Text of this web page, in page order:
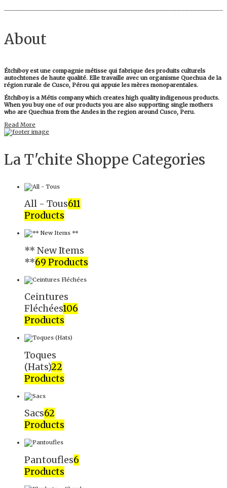
About
Étchiboy est une compagnie métisse qui fabrique des produits culturels
autochtones de haute qualité. Elle travaille avec un organisme Quechua de la
région rurale de Cusco, Pérou qui appuie les mères monoparentales.
Étchiboy is a Métis company which creates high quality indigenous products.
When you buy one of our products you are also supporting single mothers
who are Quechua from the Andes in the region around Cusco, Peru.
Read More
La T'chite Shoppe Categories​
All - Tous611
Products
** New Items
**69 Products
Ceintures
Fléchées106
Products
Toques
(Hats)22
Products
Sacs62
Products
Pantoufles6
Products